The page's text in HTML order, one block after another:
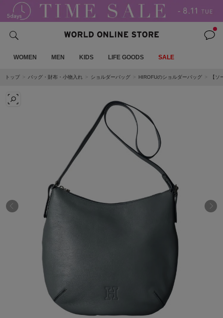
WOMEN MEN KIDS LIFE GOODS SALE
トップ バッグ・財布・小物入れ ショルダーバッグ HIROFUのショルダーバッグ 【